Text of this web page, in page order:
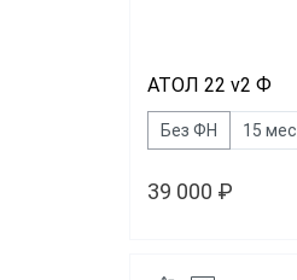
АТОЛ 22 v2 Ф
Без ФН 15 мес
39 000 ₽